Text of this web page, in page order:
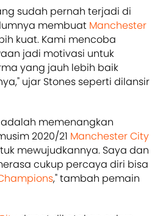
sudah pernah terjadi di
membuat Manchester
kuat. Kami mencoba
jadi motivasi untuk
yang jauh lebih baik
ujar Stones seperti dilansir
memenangkan
2020/21 Manchester City
mewujudkannya. Saya dan
cukup percaya diri bisa
," tambah pemain